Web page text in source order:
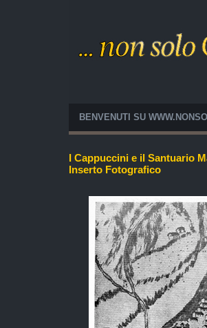
BENVENUTI SU
I Cappuccini e il Santuario
Inserto Fotografico